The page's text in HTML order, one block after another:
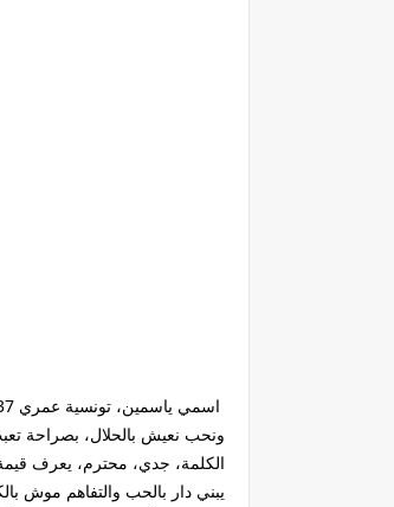
ونحب نعيش بالحلال، بصراحة
الكلمة، جدي، محترم، يعرف
يبني دار بالحب والتفاهم موش